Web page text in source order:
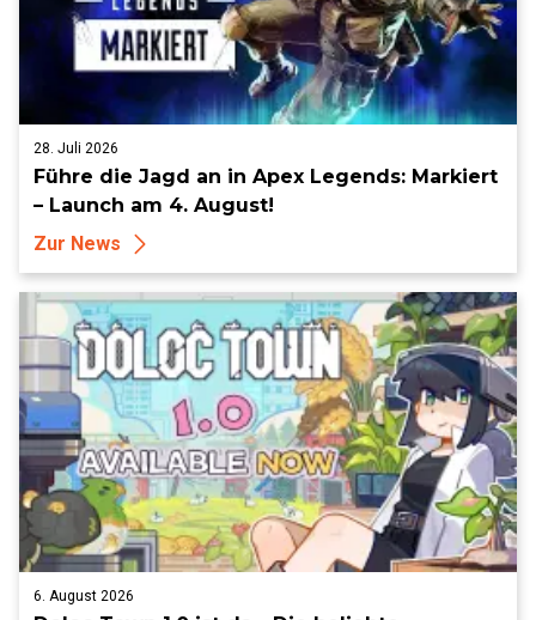
28. Juli 2026
Führe die Jagd an in Apex Legends: Markiert
– Launch am 4. August!
Zur News
6. August 2026